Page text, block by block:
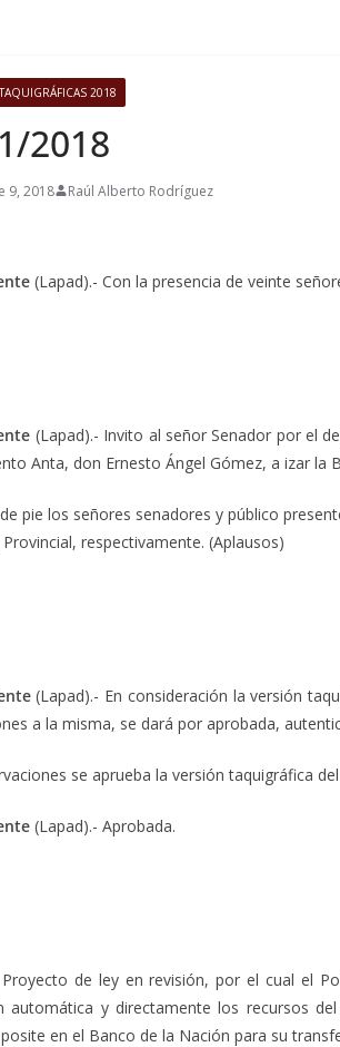
2018
2018
9, 2018 Raúl Alberto Rodríguez
(Lapad).- Con la presencia de veinte
(Lapad).- Invito al señor Senador por el
Anta, don Ernesto Ángel Gómez, a izar la
pie los señores senadores y público
respectivamente. (Aplausos)
(Lapad).- En consideración la versión
a la misma, se dará por aprobada,
se aprueba la versión taquigráfica
(Lapad).- Aprobada.
de ley en revisión, por el cual el Poder
automática y directamente los recursos
en el Banco de la Nación para su